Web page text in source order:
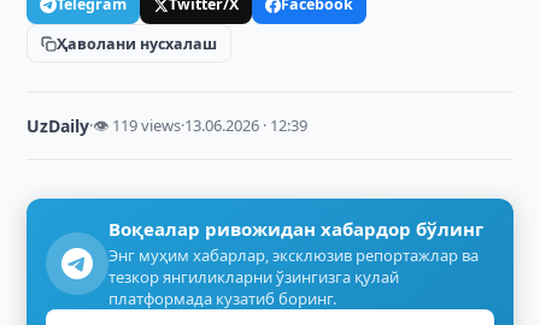
Telegram Twitter/X
Facebook
Ҳаволани нусхалаш
UzDaily·👁 119 views·13.06.2026 · 12:39
Воқеалар ривожидан хабардор бўлинг
Энг муҳим хабарлар, эксклюзив репортажлар ва
тезкор янгиликларни ўзингизга қулай
платформада кузатиб боринг.